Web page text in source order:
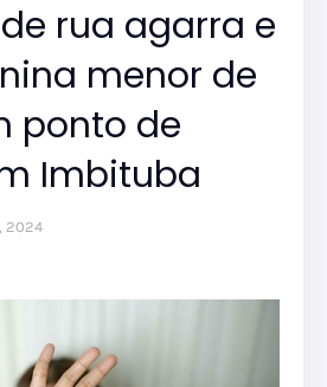
rua agarra e
menor de
ponto de
Imbituba
2024